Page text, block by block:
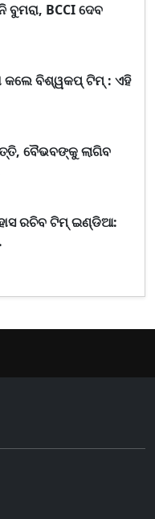
ବୁମରା, BCCI ଦେବ
କଲେ ବିଶ୍ୱକପ୍ ଟିମ୍ : ଏହି
ବୈଭବଙ୍କୁ ଲାଗିବ
ରଚିବ ଟିମ୍ ଇଣ୍ଡିଆ: